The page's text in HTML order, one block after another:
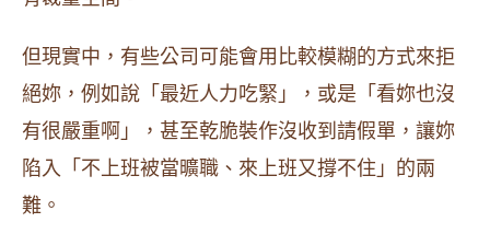
但現實中，有些公司可能會用比較模糊的方式來拒
絕妳，例如說「最近人力吃緊」，或是「看妳也沒
有很嚴重啊」，甚至乾脆裝作沒收到請假單，讓妳
陷入「不上班被當曠職、來上班又撐不住」的兩
難。